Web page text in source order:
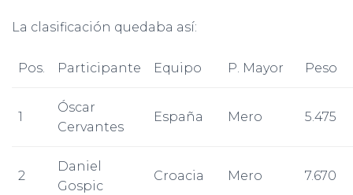
La clasificación quedaba así:
Pos. Participante Equipo P. Mayor Peso
1
Óscar
Cervantes
España Mero 5.475
2
Daniel
Gospic
Croacia Mero 7.670